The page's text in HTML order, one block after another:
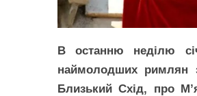
В останню неділю
наймолодших римлян
Близький Схід, про